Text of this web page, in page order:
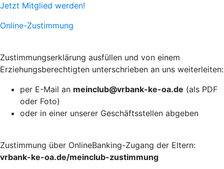
Jetzt Mitglied werden!
Online-Zustimmung
Zustimmungserklärung ausfüllen und von einem
Erziehungsberechtigten unterschrieben an uns weiterleiten:
per E-Mail an meinclub@vrbank-ke-oa.de (als PDF
oder Foto)
oder in einer unserer Geschäftsstellen abgeben
Zustimmung über OnlineBanking-Zugang der Eltern:
vrbank-ke-oa.de/meinclub-zustimmung